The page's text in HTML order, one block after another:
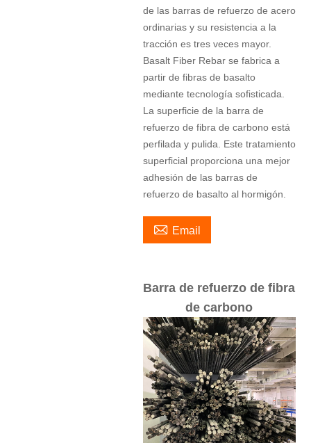
de las barras de refuerzo de acero
ordinarias y su resistencia a la
tracción es tres veces mayor.
Basalt Fiber Rebar se fabrica a
partir de fibras de basalto
mediante tecnología sofisticada.
La superficie de la barra de
refuerzo de fibra de carbono está
perfilada y pulida. Este tratamiento
superficial proporciona una mejor
adhesión de las barras de
refuerzo de basalto al hormigón.
 Email
Barra de refuerzo de fibra
de carbono